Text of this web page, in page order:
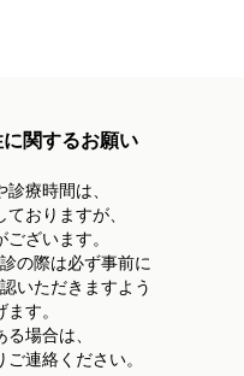
関するお願い
療時間は、
おりますが、
ざいます。
の際は必ず事前に
いただきますよう
す。
場合は、
連絡ください。